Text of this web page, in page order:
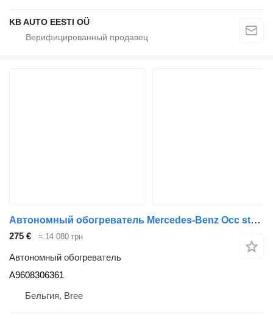
KB AUTO EESTI OÜ
Автономный обогреватель Mercedes-Benz Occ standverwarming Thermo Pro 50 Mercedes A9608306361 для грузовика
275 € ≈ 14 080 грн
Автономный обогреватель
A9608306361
Бельгия, Bree